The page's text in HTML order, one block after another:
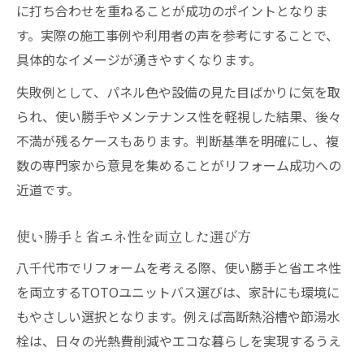
に打ち合わせを重ねることが成功のポイントとなりま
す。実際の施工事例や利用者の声を参考にすることで、
具体的なイメージが湧きやすくなります。
失敗例として、パネル色や設備の見た目ばかりに気を取
られ、使い勝手やメンテナンス性を軽視した結果、後々
不満が残るケースもあります。判断基準を明確にし、複
数の専門家から意見を集めることがリフォーム成功への
近道です。
使い勝手と省エネ性を両立した選び方
八千代市でリフォームを考える際、使い勝手と省エネ性
を両立するTOTOユニットバス選びは、家計にも環境に
もやさしい選択となります。例えば高断熱浴槽や節湯水
栓は、日々の光熱費削減やエコな暮らしを実現するうえ